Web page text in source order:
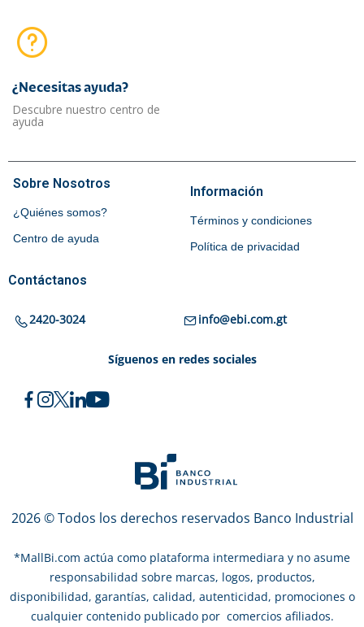
¿Necesitas ayuda?​
Descubre nuestro centro de
ayuda
Sobre Nosotros
¿Quiénes somos?
Centro de ayuda
Información
Términos y condiciones
Política de privacidad
Contáctanos
2420-3024 info@ebi.com.gt
Síguenos en redes sociales
2026 © Todos los derechos reservados Banco Industrial
*MallBi.com actúa como plataforma intermediara y no asume
responsabilidad sobre marcas, logos, productos,
disponibilidad, garantías, calidad, autenticidad, promociones o
cualquier contenido publicado por comercios afiliados.